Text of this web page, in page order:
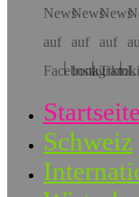
Startseite
Schweiz